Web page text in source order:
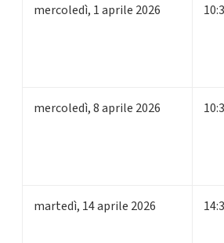
mercoledì, 1aprile 2026
mercoledì,8aprile 2026
martedì, 14aprile 2026